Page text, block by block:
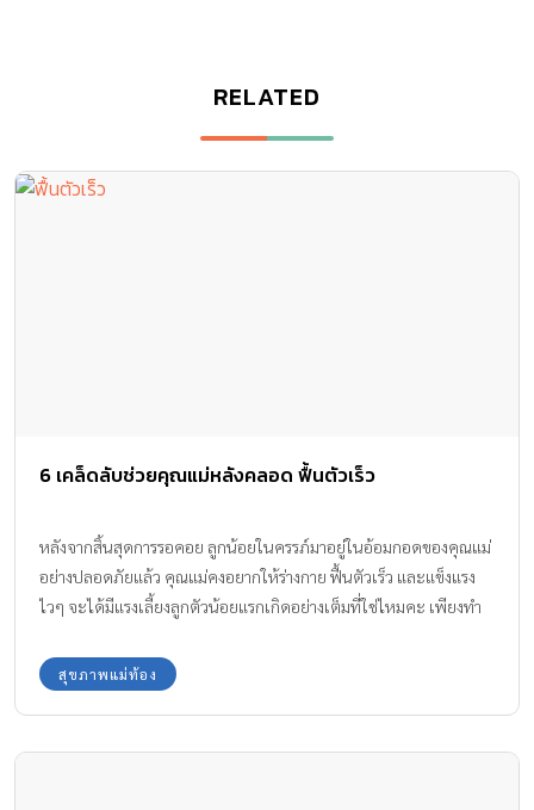
RELATED
6 เคล็ดลับช่วยคุณแม่หลังคลอด ฟื้นตัวเร็ว
หลังจากสิ้นสุดการรอคอย ลูกน้อยในครรภ์มาอยู่ในอ้อมกอดของคุณแม่
อย่างปลอดภัยแล้ว คุณแม่คงอยากให้ร่างกาย ฟื้นตัวเร็ว และแข็งแรง
ไวๆ จะได้มีแรงเลี้ยงลูกตัวน้อยแรกเกิดอย่างเต็มที่ใช่ไหมคะ เพียงทำ
แรง ฟื้นตัวเร็ว หลังคลอดได้ไม่ยาก
สุขภาพแม่ท้อง